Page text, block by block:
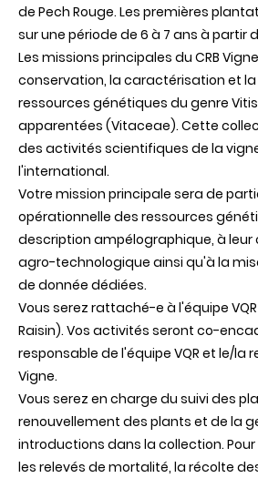
de Pech Rouge. Les premières
sur une période de 6 à 7 ans à partir
Les missions principales du CRB
conservation, la caractérisation et
ressources génétiques du genre
apparentées (Vitaceae). Cette
des activités scientifiques de la
l'international.
Votre mission principale sera de
opérationnelle des ressources
description ampélographique, à
agro-technologique ainsi qu'à la
de donnée dédiées.
Vous serez rattaché-e à l'équipe
Raisin). Vos activités seront co-
responsable de l'équipe VQR et le/la
Vigne.
Vous serez en charge du suivi des
renouvellement des plants et de la
introductions dans la collection.
les relevés de mortalité, la récolte